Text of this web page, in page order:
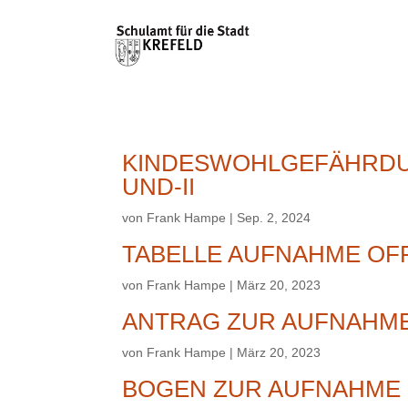
UND-II
von Frank Hampe | Sep. 2, 2024
TABELLE AUFNAHME
von Frank Hampe | März 20, 2023
ANTRAG ZUR
von Frank Hampe | März 20, 2023
BOGEN ZUR